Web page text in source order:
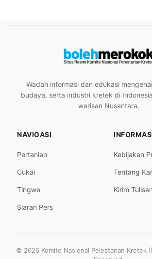
Wadah informasi dan edukasi
budaya, serta industri kretek di
warisan Nusantara.
NAVIGASI
Pertanian
Cukai
Tingwe
Siaran Pers
Kebijakan
Tentang
Kirim Tulisan
© 2026 Komite Nasional Pelestarian Kretek